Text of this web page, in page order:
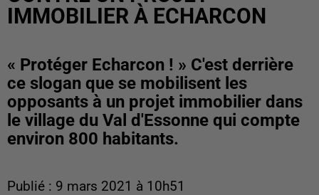
IMMOBILIER À ECHARCON
« Protéger Echarcon ! » C'est derrière
ce slogan que se mobilisent les
opposants à un projet immobilier dans
le village du Val d'Essonne qui compte
environ 800 habitants.
Publié : 9 mars 2021 à 10h51